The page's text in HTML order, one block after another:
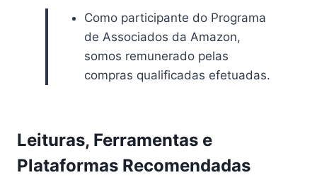
Como participante do Programa
de Associados da Amazon,
somos remunerado pelas
compras qualificadas efetuadas.
Leituras, Ferramentas e
Plataformas Recomendadas